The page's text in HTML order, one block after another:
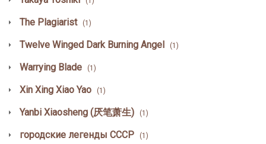
The Plagiarist (1)
Twelve Winged Dark Burning Angel (1)
Warrying Blade (1)
Xin Xing Xiao Yao (1)
Yanbi Xiaosheng (厌笔萧生) (1)
городские легенды СССР (1)